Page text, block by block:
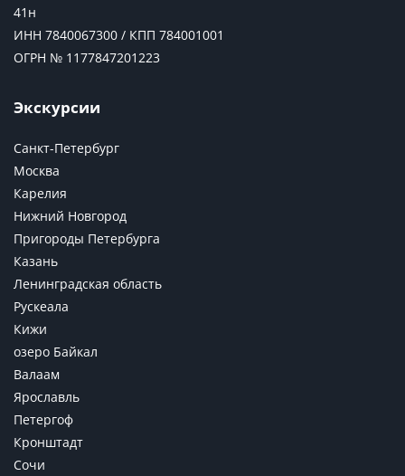
41н
ИНН 7840067300 / КПП 784001001
ОГРН № 1177847201223
Экскурсии
Санкт-Петербург
Москва
Карелия
Нижний Новгород
Пригороды Петербурга
Казань
Ленинградская область
Рускеала
Кижи
озеро Байкал
Валаам
Ярославль
Петергоф
Кронштадт
Сочи